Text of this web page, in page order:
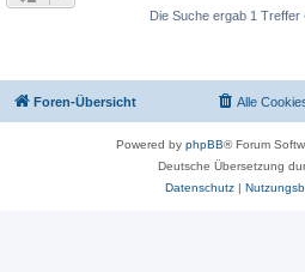
Die Suche ergab 1 Treffer
Foren-Übersicht Alle
Powered by phpBB® Forum
Deutsche Übersetzung
Datenschutz|